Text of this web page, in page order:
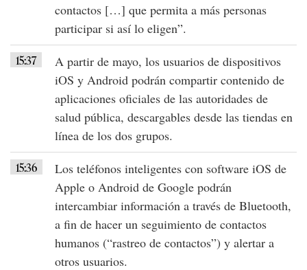
contactos […] que permita a más personas
participar si así lo eligen”.
15:37
A partir de mayo, los usuarios de dispositivos
iOS y Android podrán compartir contenido de
aplicaciones oficiales de las autoridades de
salud pública, descargables desde las tiendas en
línea de los dos grupos.
15:36
Los teléfonos inteligentes con software iOS de
Apple o Android de Google podrán
intercambiar información a través de Bluetooth,
a fin de hacer un seguimiento de contactos
humanos (“rastreo de contactos”) y alertar a
otros usuarios.